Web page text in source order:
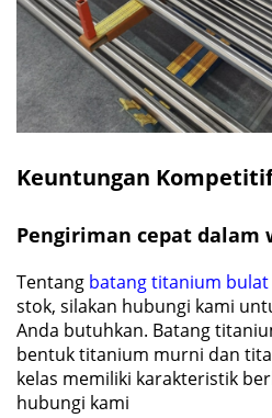
Keuntungan
Pengiriman cepat dalam
Tentang batang titanium bulat
stok, silakan hubungi kami
Anda butuhkan. Batang
bentuk titanium murni dan
kelas memiliki karakteristik
hubungi kami